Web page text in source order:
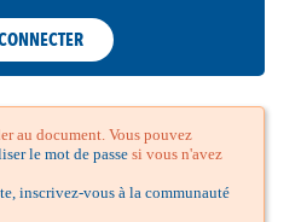
au document. Vous pouvez
le mot de passesi vous n'avez
inscrivez-vous à la communauté